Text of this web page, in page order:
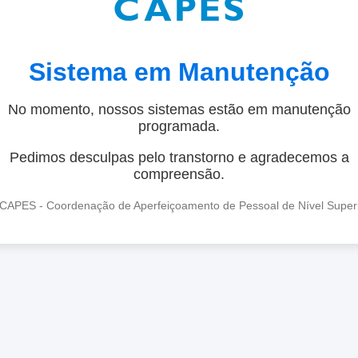
Sistema em Manutenção
No momento, nossos sistemas estão em manutenção
programada.
Pedimos desculpas pelo transtorno e agradecemos a
compreensão.
- Coordenação de Aperfeiçoamento de Pessoal de Nível